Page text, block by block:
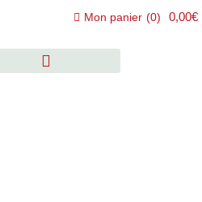
Mon panier (0) 0,00€